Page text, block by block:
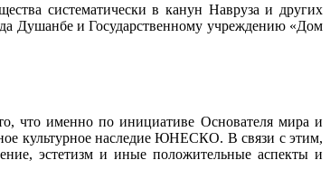
систематически в канун Навруза и других
Душанбе и Государственному учреждению «Дом
что именно по инициативе Основателя мира и
культурное наследие ЮНЕСКО. В связи с этим,
эстетизм и иные положительные аспекты и